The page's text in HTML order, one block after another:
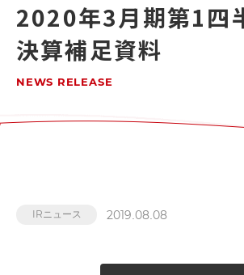
2020年3月期第1四
決算補足資料
NEWS RELEASE
IRニュース 2019.08.08